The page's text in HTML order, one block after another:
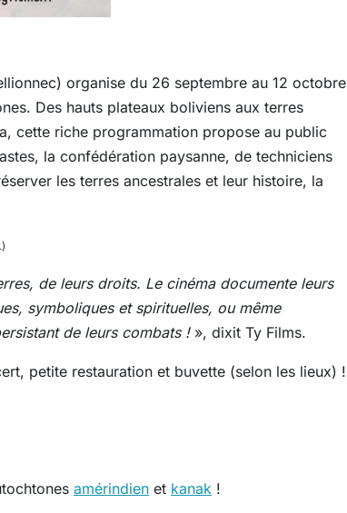
organise du 26 septembre au 12 octobre
Des hauts plateaux boliviens aux terres
cette riche programmation propose au public
la confédération paysanne, de techniciens
les terres ancestrales et leur histoire, la
de leurs droits. Le cinéma documente leurs
symboliques et spirituelles, ou même
de leurs combats !», dixit Ty Films.
petite restauration et buvette (selon les lieux) !
amérindien et kanak !